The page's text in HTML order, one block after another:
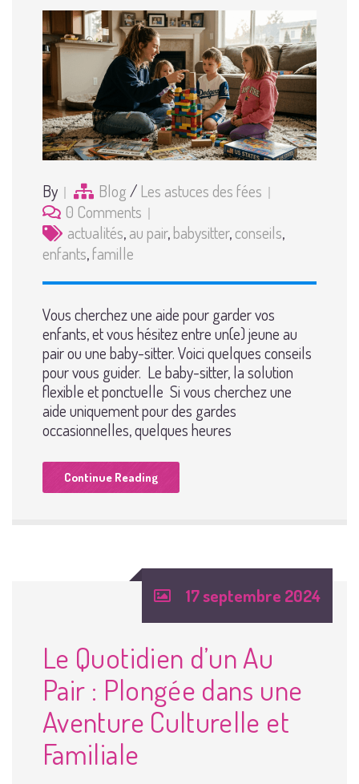
By Blog/ Les astuces des fées
0 Comments
actualités,au pair,babysitter,conseils,
enfants,famille
Vous cherchez une aide pour garder vos
enfants, et vous hésitez entre un(e) jeune au
pair ou une baby-sitter. Voici quelques conseils
pour vous guider. Le baby-sitter, la solution
flexible et ponctuelle Si vous cherchez une
aide uniquement pour des gardes
occasionnelles, quelques heures
Continue Reading
17 septembre 2024
Le Quotidien d’un Au
Pair : Plongée dans une
Aventure Culturelle et
Familiale